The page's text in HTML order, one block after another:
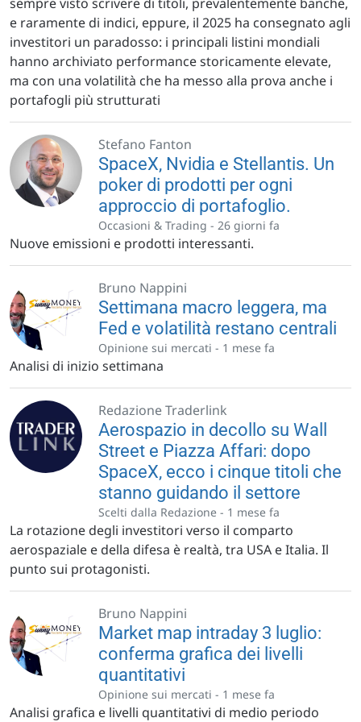
e raramente di indici, eppure, il 2025 ha consegnato agli
investitori un paradosso: i principali listini mondiali
hanno archiviato performance storicamente elevate,
ma con una volatilità che ha messo alla prova anche i
portafogli più strutturati
Stefano Fanton
SpaceX, Nvidia e Stellantis. Un
poker di prodotti per ogni
approccio di portafoglio.
Occasioni & Trading - 26 giorni fa
Nuove emissioni e prodotti interessanti.
Bruno Nappini
Settimana macro leggera, ma
Fed e volatilità restano centrali
Opinione sui mercati - 1 mese fa
Analisi di inizio settimana
Redazione Traderlink
Aerospazio in decollo su Wall
Street e Piazza Affari: dopo
SpaceX, ecco i cinque titoli che
stanno guidando il settore
Scelti dalla Redazione - 1 mese fa
La rotazione degli investitori verso il comparto
aerospaziale e della difesa è realtà, tra USA e Italia. Il
punto sui protagonisti.
Bruno Nappini
Market map intraday 3 luglio:
conferma grafica dei livelli
quantitativi
Opinione sui mercati - 1 mese fa
Analisi grafica e livelli quantitativi di medio periodo